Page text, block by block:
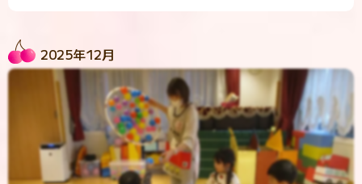
2025年12月